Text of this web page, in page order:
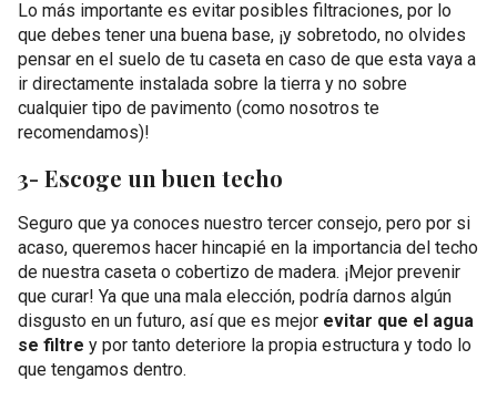
Lo más importante es evitar posibles filtraciones, por lo
que debes tener una buena base, ¡y sobretodo, no olvides
pensar en el suelo de tu caseta en caso de que esta vaya a
ir directamente instalada sobre la tierra y no sobre
cualquier tipo de pavimento (como nosotros te
recomendamos)!
3- Escoge un buen techo
Seguro que ya conoces nuestro tercer consejo, pero por si
acaso, queremos hacer hincapié en la importancia del techo
de nuestra caseta o cobertizo de madera. ¡Mejor prevenir
que curar! Ya que una mala elección, podría darnos algún
disgusto en un futuro, así que es mejor evitar que el agua
se filtre y por tanto deteriore la propia estructura y todo lo
que tengamos dentro.